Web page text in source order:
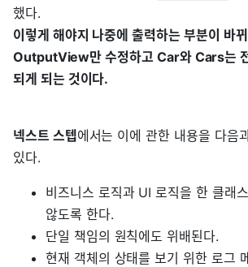
했다.
이렇게 해야지 나중에 출력하는 부분이 바
OutputView만 수정하고 Car와 Cars는
되게 되는 것이다.
넥스트 스텝에서는 이에 관한 내용을 다음
있다.
비즈니스 로직과 UI 로직을 한 클래
않도록 한다.
단일 책임의 원칙에도 위배된다.
현재 객체의 상태를 보기 위한 로그